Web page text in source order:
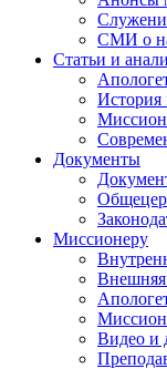
СМИ о
Статьи и
История
Документы
Миссионеру
Видео и